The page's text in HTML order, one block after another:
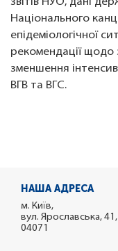
звітів НУО, дані
Національного
епідеміологічної
рекомендації щодо
зменшення
ВГB та ВГC.
НАША АДРЕСА
м. Київ,
вул. Ярославська, 41,
04071